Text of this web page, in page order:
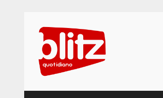
content